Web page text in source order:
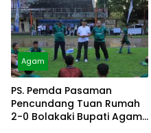
Agam
PS. Pemda Pasaman
Pencundang Tuan Rumah
2-0 Bolakaki Bupati Agam